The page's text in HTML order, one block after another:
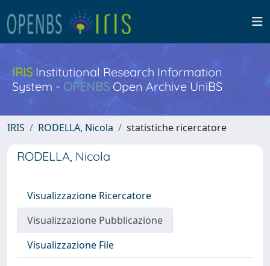
IRISInstitutional Research Information
System - OPENBS Open Archive UniBS
IRIS RODELLA, Nicola statistiche ricercatore
RODELLA, Nicola
Visualizzazione Ricercatore
Visualizzazione Pubblicazione
Visualizzazione File